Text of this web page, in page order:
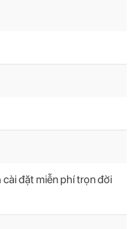
cài đặt miễn phí trọn đời